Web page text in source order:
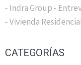
- Indra Group -
- Vivienda
CATEGORÍAS